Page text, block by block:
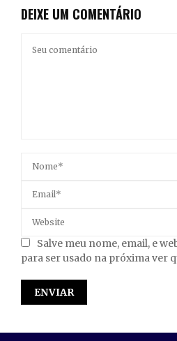
DEIXE UM COMENTÁRIO
Salve meu nome, email, e
para ser usado na próxima ver